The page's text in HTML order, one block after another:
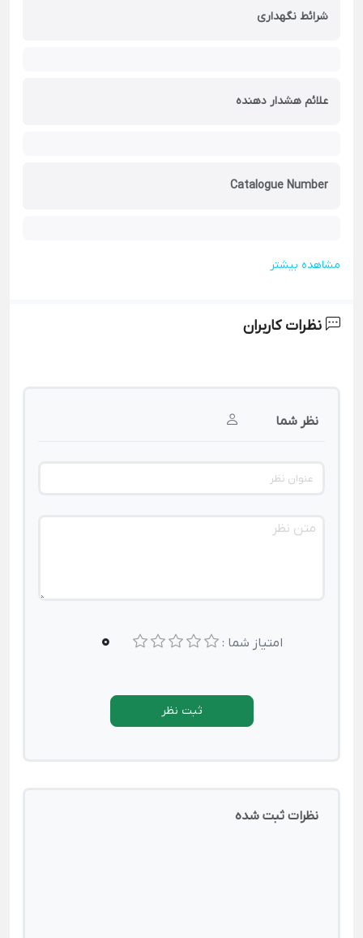
شرائط نگهداری
علائم هشدار دهنده
Catalogue Number
مشاهده بیشتر
نظرات کاربران
نظر شما
امتیاز شما : 0
ثبت نظر
نظرات ثبت شده